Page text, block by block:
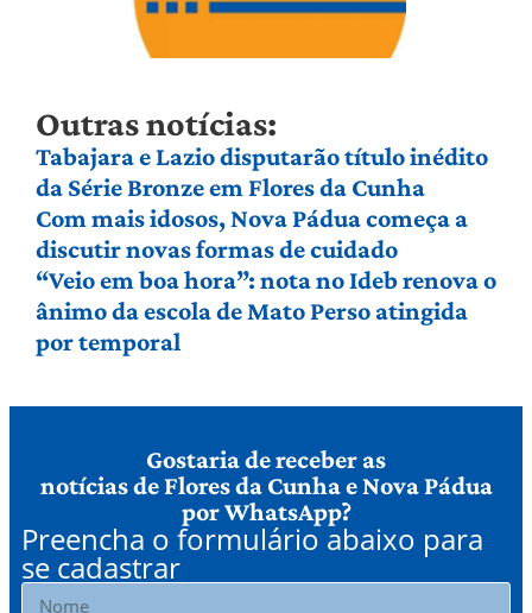
Outras notícias:
Tabajara e Lazio disputarão título inédito
da Série Bronze em Flores da Cunha
Com mais idosos, Nova Pádua começa a
discutir novas formas de cuidado
“Veio em boa hora”: nota no Ideb renova o
ânimo da escola de Mato Perso atingida
por temporal
Gostaria de receber as
notícias de Flores da Cunha e Nova Pádua
por WhatsApp?
Preencha o formulário abaixo para
se cadastrar